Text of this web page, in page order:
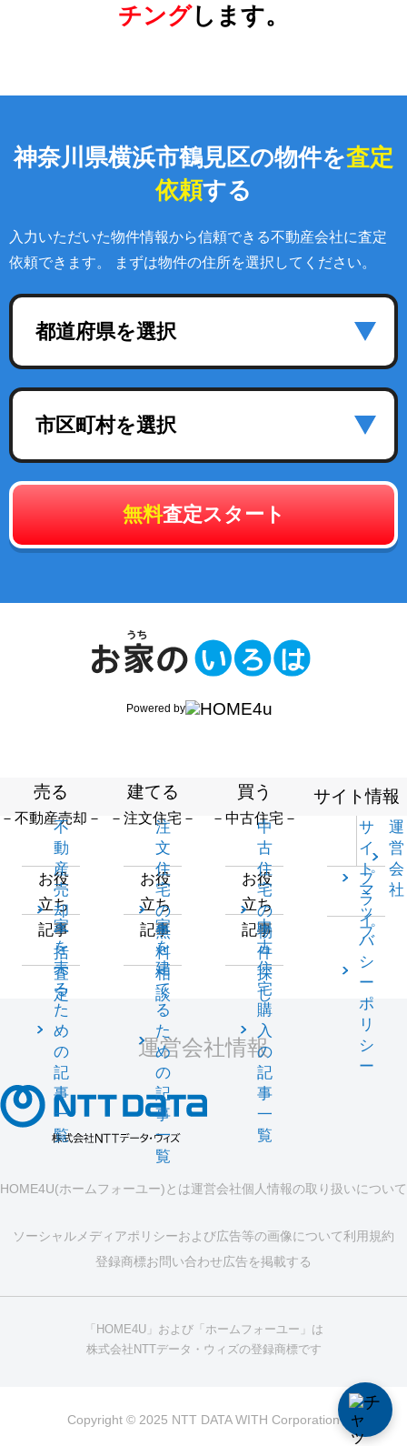
チングします。
神奈川県横浜市鶴見区の物件を査定
依頼する
入力いただいた物件情報から信頼できる不動産会社に査定
依頼できます。 まずは物件の住所を選択してください。
都道府県を選択
市区町村を選択
無料査定スタート
Powered by
売る
－不動産売却－
不
動
産
売
却
一
括
査
定
お役
立ち
記事
家
を
売
る
た
め
の
記
事
一
覧
建てる
－注文住宅－
注
文
住
宅
の
無
料
相
談
お役
立ち
記事
家
を
建
て
る
た
め
の
記
事
一
覧
買う
－中古住宅－
中
古
住
宅
の
物
件
探
し
お役
立ち
記事
中
古
住
宅
購
入
の
記
事
一
覧
サイト情報
サ
イ
ト
マ
ッ
プ
運
営
会
社
プ
ラ
イ
バ
シ
ー
ポ
リ
シ
ー
運営会社情報
HOME4U(ホームフォーユー)とは運営会社個人情報の取り扱いについて
ソーシャルメディアポリシーおよび広告等の画像について利用規約
登録商標お問い合わせ広告を掲載する
「HOME4U」および「ホームフォーユー」は
株式会社NTTデータ・ウィズの登録商標です
Copyright © 2025 NTT DATA WITH Corporation